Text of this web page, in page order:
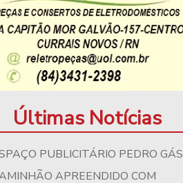
Últimas Notícias
PUBLICITÁRIO PEDRO GÁS
APREENDIDO COM